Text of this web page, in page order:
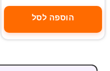
הוספה לסל